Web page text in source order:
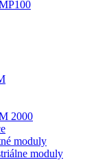
2000
moduly
moduly